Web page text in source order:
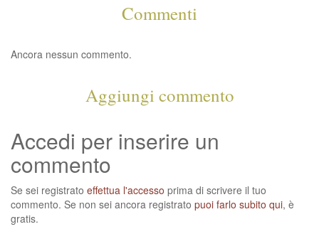
Commenti
Ancora nessun commento.
Aggiungi commento
Accedi per inserire un
commento
Se sei registrato effettua l'accesso prima di scrivere il tuo
commento. Se non sei ancora registrato puoi farlo subito qui, è
gratis.